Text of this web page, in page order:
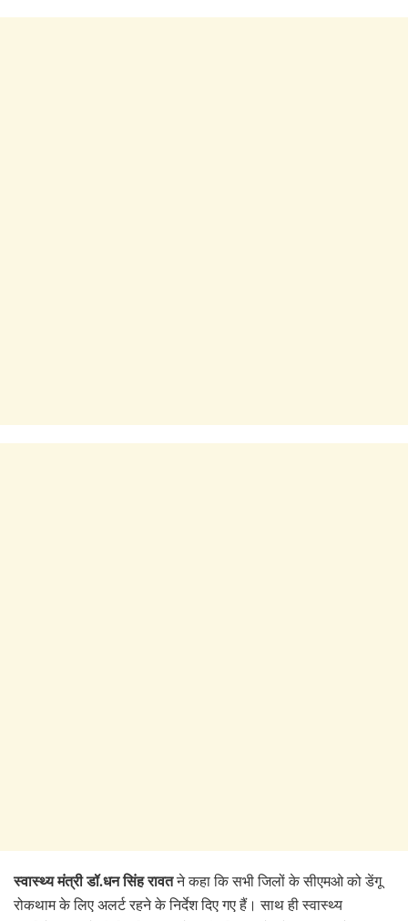
स्वास्थ्य मंत्री डॉ.धन सिंह रावतने कहा कि सभी जिलों के सीएमओ को डेंगू
रोकथाम के लिए अलर्ट रहने के निर्देश दिए गए हैं। साथ ही स्वास्थ्य